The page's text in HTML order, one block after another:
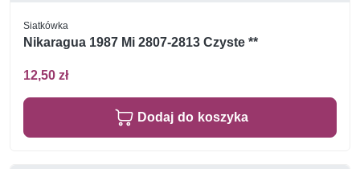
Siatkówka
Nikaragua 1987 Mi 2807-2813 Czyste **
12,50 zł
Dodaj do koszyka